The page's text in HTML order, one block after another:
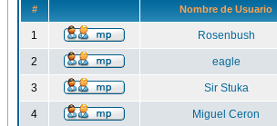
# Nombre de Usuario
1 Rosenbush
2 eagle
3 Sir Stuka
4 Miguel Ceron